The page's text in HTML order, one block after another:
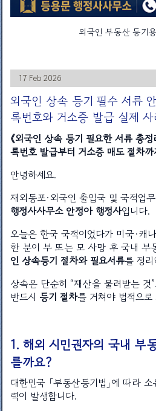
외국인 부동산 등기
17 Feb 2026
외국인 상속 등기 필수 서류
록번호와 거소증 발급 실제 사
《외국인 상속 등기 필요한 서류 총
록번호 발급부터 거소증 매도 절차까
안녕하세요.
재외동포·외국인 출입국 및 국적업
행정사사무소 안정아 행정사입니다.
오늘은 한국 국적이었다가 미국·캐
한 분이 부 또는 모 사망 후 국내 부
인 상속등기 절차와 필요서류를 정
상속은 단순히 “재산을 물려받는 것
반드시 등기 절차를 거쳐야 법적으
1. 해외 시민권자의 국내 부
를까요?
대한민국 「부동산등기법」에 따라
력이 발생합니다.